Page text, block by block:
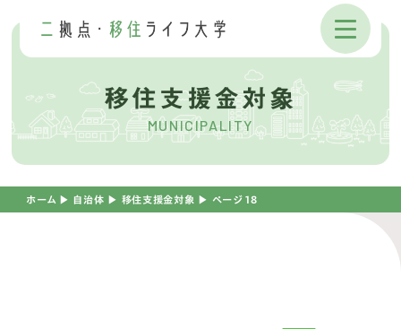
移住支援金対象
MUNICIPALITY
ホーム ▶︎ 自治体 ▶︎ 移住支援金対象 ▶︎ ページ 18